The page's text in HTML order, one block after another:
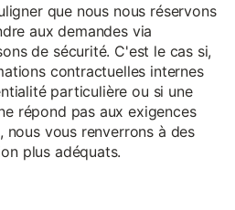
que nous nous réservons
aux demandes via
de sécurité. C'est le cas si,
contractuelles internes
particulière ou si une
répond pas aux exigences
nous vous renverrons à des
plus adéquats.